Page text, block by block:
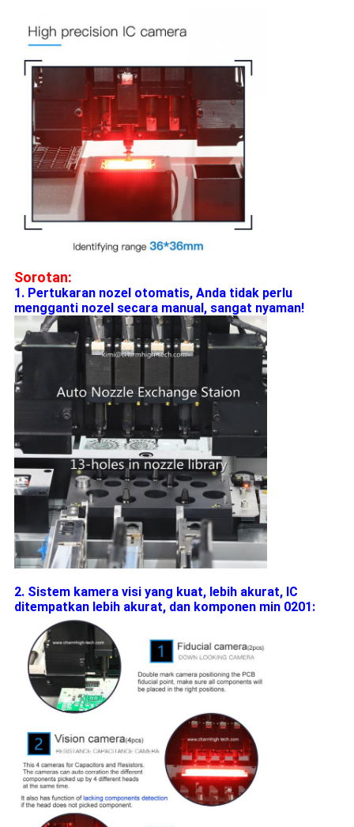
Sorotan:
1. Pertukaran nozel otomatis, Anda tidak perlu
mengganti nozel secara manual, sangat nyaman!
2. Sistem kamera visi yang kuat, lebih akurat, IC
ditempatkan lebih akurat, dan komponen min 0201: